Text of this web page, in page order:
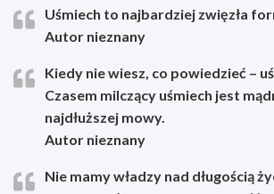
Uśmiech to najbardziej zwięzła
Autor nieznany
Kiedy nie wiesz, co powiedzieć –
Czasem milczący uśmiech jest
najdłuższej mowy.
Autor nieznany
Nie mamy władzy nad długością